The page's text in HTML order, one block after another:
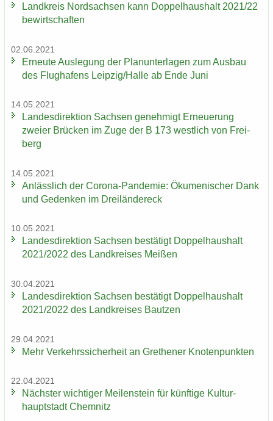
Land­kreis Nord­sach­sen kann Dop­pel­haus­halt 2021/22
be­wirt­schaf­ten
02.06.2021
Er­neu­te Aus­le­gung der Plan­un­ter­la­gen zum Aus­bau
des Flug­ha­fens Leip­zig/Halle ab Ende Juni
14.05.2021
Lan­des­di­rek­ti­on Sach­sen ge­neh­migt Er­neue­rung
zwei­er Brü­cken im Zuge der B 173 west­lich von Frei­
berg
14.05.2021
An­läss­lich der Corona-​Pandemie: Öku­me­ni­scher Dank
und Ge­den­ken im Drei­län­der­eck
10.05.2021
Lan­des­di­rek­ti­on Sach­sen be­stä­tigt Dop­pel­haus­halt
2021/2022 des Land­krei­ses Mei­ßen
30.04.2021
Lan­des­di­rek­ti­on Sach­sen be­stä­tigt Dop­pel­haus­halt
2021/2022 des Land­krei­ses Baut­zen
29.04.2021
Mehr Ver­kehrs­si­cher­heit an Gre­the­ner Kno­ten­punk­ten
22.04.2021
Nächs­ter wich­ti­ger Mei­len­stein für künf­ti­ge Kul­tur­
haupt­stadt Chem­nitz